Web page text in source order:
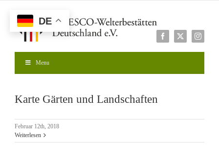
springen
Facebook
X
Menu
Karte Gärten und Landschaften
Februar 12th, 2018
Weiterlesen
DE